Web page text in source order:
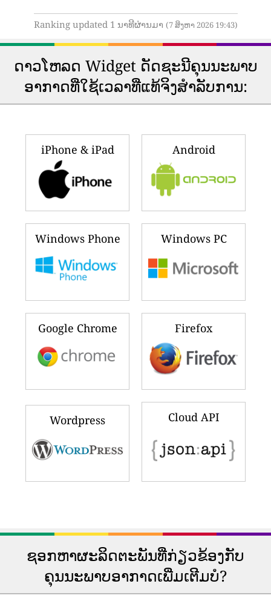
Ranking updated 1 ນາທີຜ່ານມາ (7 ສິງຫາ 2026 19:43)
ດາວ​ໂຫລດ Widget ດັດ​ຊະ​ນີ​ຄຸນ​ນະ​ພາບ​
ອາ​ກາດ​ທີ່​ໃຊ້​ເວ​ລາ​ທີ່​ແທ້​ຈິງ​ສໍາ​ລັບ​ການ​:
iPhone & iPad Android
Windows Phone Windows PC
Google Chrome Firefox
Wordpress Cloud API
ຊອກຫາຜະລິດຕະພັນທີ່ກ່ຽວຂ້ອງກັບ
ຄຸນນະພາບອາກາດເພີ່ມເຕີມບໍ?